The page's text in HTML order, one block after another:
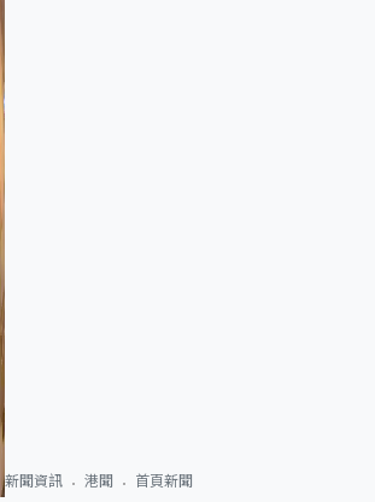
新聞資訊 港聞 首頁新聞